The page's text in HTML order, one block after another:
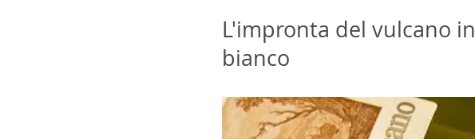
L'impronta del vulcano
bianco